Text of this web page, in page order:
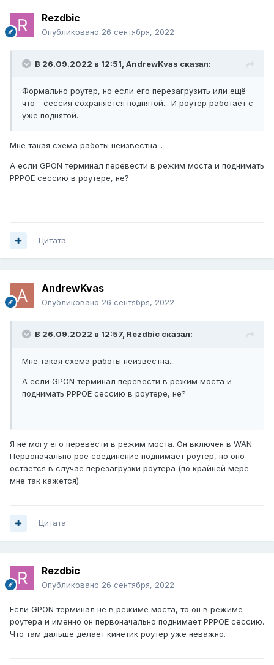
Rezdbic
Опубликовано 26 сентября, 2022
В 26.09.2022 в 12:51, AndrewKvas сказал:
Формально роутер, но если его перезагрузить или ещё
что - сессия сохраняется поднятой... И роутер работает с
уже поднятой.
Мне такая схема работы неизвестна...
А если GPON терминал перевести в режим моста и поднимать
PPPOE сессию в роутере, не?
Цитата
AndrewKvas
Опубликовано 26 сентября, 2022
В 26.09.2022 в 12:57, Rezdbic сказал:
Мне такая схема работы неизвестна...
А если GPON терминал перевести в режим моста и
поднимать PPPOE сессию в роутере, не?
Я не могу его перевести в режим моста. Он включен в WAN.
Первоначально poe соединение поднимает роутер, но оно
остаётся в случае перезагрузки роутера (по крайней мере
мне так кажется).
Цитата
Rezdbic
Опубликовано 26 сентября, 2022
Если GPON терминал не в режиме моста, то он в режиме
роутера и именно он первоначально поднимает PPPOE сессию.
Что там дальше делает кинетик роутер уже неважно.